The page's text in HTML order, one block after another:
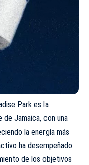
Park es la
de Jamaica, con una
la energía más
ha desempeñado
de los objetivos